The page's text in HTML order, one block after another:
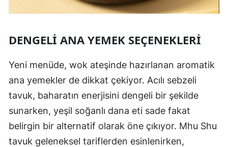
DENGELI ANA YEMEK SEÇENEKLERI
Yeni menüde, wok ateşinde hazırlanan aromatik
ana yemekler de dikkat çekiyor. Acılı sebzeli
tavuk, baharatın enerjisini dengeli bir şekilde
sunarken, yeşil soğanlı dana eti sade fakat
belirgin bir alternatif olarak öne çıkıyor. Mhu Shu
tavuk geleneksel tariflerden esinlenirken,